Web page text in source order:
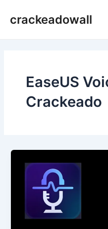
paracrackeadowall
EaseUS
Crackeado